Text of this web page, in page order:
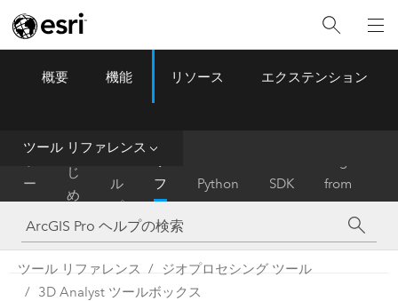
ArcGIS Pro Menu
概要 機能 リソース エクステンション
ツール リファレンス
ー
ム
は
じ
め
に
ル
プ
フ
ァ
レ
ン
ス
Python SDK
from
ArcMap
ツール リファレンス
ジオプロセシング ツール
3D Analyst ツールボックス